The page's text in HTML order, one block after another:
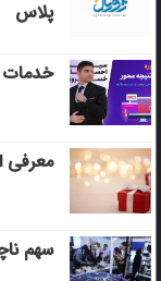
پلاس
خدمات
معرفی
سهم